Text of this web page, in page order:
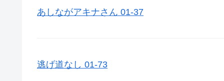
あしながアキナさん 01-37
逃げ道なし 01-73